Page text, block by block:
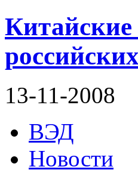
Китайские
13-11-2008
ВЭД
Новости